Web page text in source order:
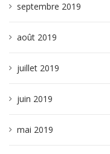
septembre 2019
août 2019
juillet 2019
juin 2019
mai 2019